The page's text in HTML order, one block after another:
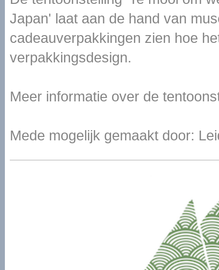
Japan' laat aan de hand van
cadeauverpakkingen zien hoe
verpakkingsdesign.
Meer informatie over de
Mede mogelijk gemaakt door: